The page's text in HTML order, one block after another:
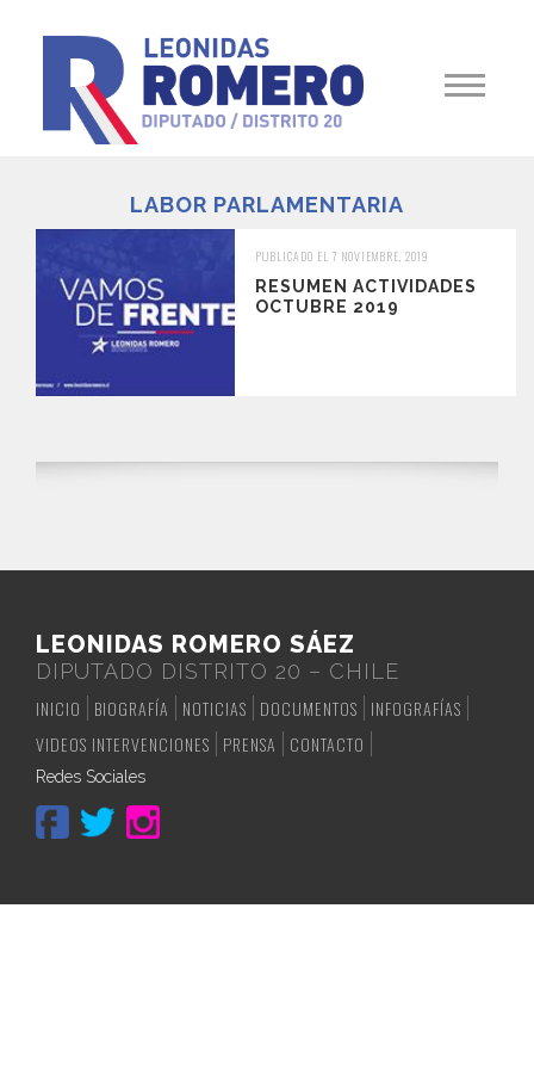
LABOR PARLAMENTARIA
PUBLICADO EL 7 NOVIEMBRE, 2019
RESUMEN ACTIVIDADES
OCTUBRE 2019
LEONIDAS ROMERO SÁEZ
DIPUTADO DISTRITO 20 – CHILE
INICIO
BIOGRAFÍA NOTICIAS DOCUMENTOS
INFOGRAFÍAS
VIDEOS INTERVENCIONES
PRENSA CONTACTO
Redes Sociales